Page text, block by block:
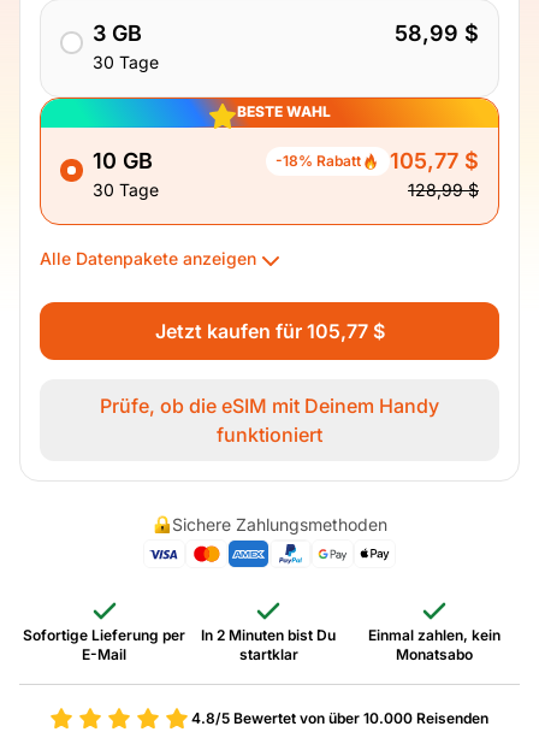
3 GB
30 Tage
58,99 $
BESTE WAHL
10 GB
30 Tage
-18% Rabatt 105,77 $
128,99 $
Alle Datenpakete anzeigen
Jetzt kaufen für 105,77 $
Prüfe, ob die eSIM mit Deinem Handy
funktioniert
Sichere Zahlungsmethoden
Sofortige Lieferung per
E-Mail
In 2 Minuten bist Du
startklar
Einmal zahlen, kein
Monatsabo
4.8/5Bewertet von über 10.000 Reisenden